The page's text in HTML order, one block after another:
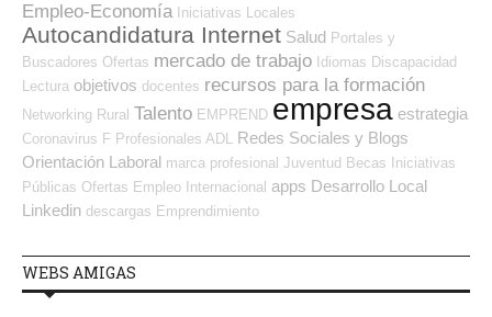
Empleo-Economía Iniciativas Locales
Autocandidatura Internet Salud Portales y
Buscadores Ofertas mercado de trabajo Idiomas Discapacidad
Lectura objetivos docentes recursos para la formación
Networking Rural Talento EMPREND empresa estrategia
Coronavirus F Profesionales ADL Redes Sociales y Blogs
Orientación Laboral marca profesional Juventud Becas
Iniciativas
Públicas Ofertas Empleo Internacional apps Desarrollo Local
Linkedin descargas Emprendimiento
WEBS AMIGAS